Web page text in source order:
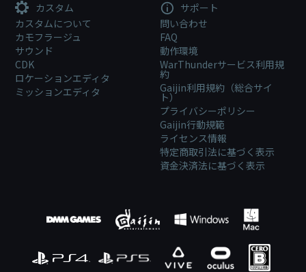
カスタム
カスタムについて
カモフラージュ
サウンド
CDK
ロケーションエディタ
ミッションエディタ
サポート
問い合わせ
FAQ
動作環境
WarThunderサービス利用規
約
Gaijin利用規約（総合サイ
ト）
プライバシーポリシー
Gaijin行動規範
ライセンス情報
特定商取引法に基づく表示
資金決済法に基づく表示